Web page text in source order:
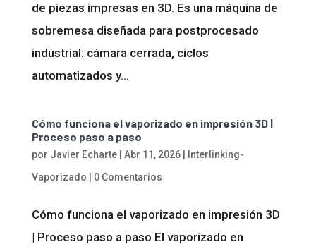
de piezas impresas en 3D. Es una máquina de
sobremesa diseñada para postprocesado
industrial: cámara cerrada, ciclos
automatizados y...
Cómo funciona el vaporizado en impresión 3D |
Proceso paso a paso
por Javier Echarte| Abr 11, 2026|
Interlinking-
Vaporizado
0 Comentarios
Cómo funciona el vaporizado en impresión 3D
| Proceso paso a paso El vaporizado en